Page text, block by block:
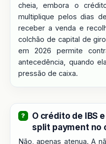
cheia, embora o
multiplique pelos dias
receber a venda e
colchão de capital de
em 2026 permite
antecedência, quando
pressão de caixa.
O crédito de IBS
split payment no
Não, apenas atenua. A